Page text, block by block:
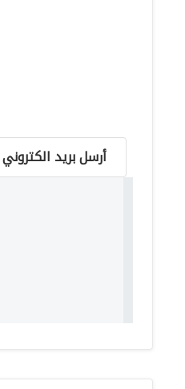
أرسل بريد الكتروني